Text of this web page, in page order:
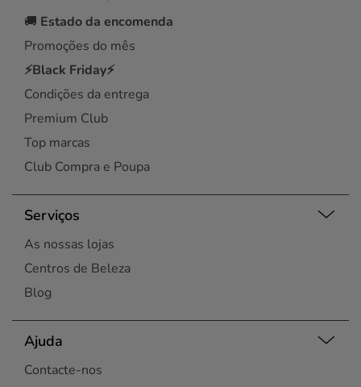
🚚 Estado da encomenda
Promoções do mês
⚡Black Friday⚡
Condições da entrega
Premium Club
Top marcas
Club Compra e Poupa
Serviços
As nossas lojas
Centros de Beleza
Blog
Ajuda
Contacte-nos